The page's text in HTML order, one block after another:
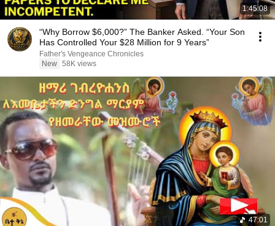
1:45:08
“Why Borrow $6,000?” The Banker Asked. “Your Son
Has Controlled Your $28 Million for 9 Years”
Father's Vengeance Chronicles
New 58K views
47:01